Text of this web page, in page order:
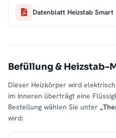
Datenblatt Heizstab Smart
Befüllung & Heizstab-
Dieser Heizkörper wird
im Inneren überträgt eine
Bestellung wählen Sie unter
wird: